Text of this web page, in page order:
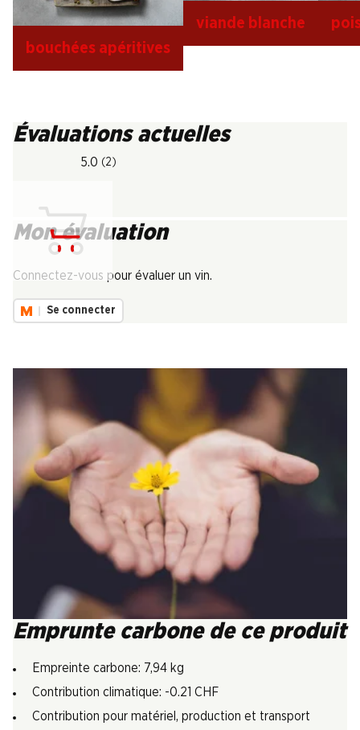
bouchées apéritives
viande blanche
Évaluations actuelles
5.0 (2)
Mon évaluation
Connectez-vous pour évaluer un vin.
Se connecter
Emprunte carbone de ce produit
Empreinte carbone: 7,94 kg
Contribution climatique: -0.21 CHF
Contribution pour matériel, production et transport